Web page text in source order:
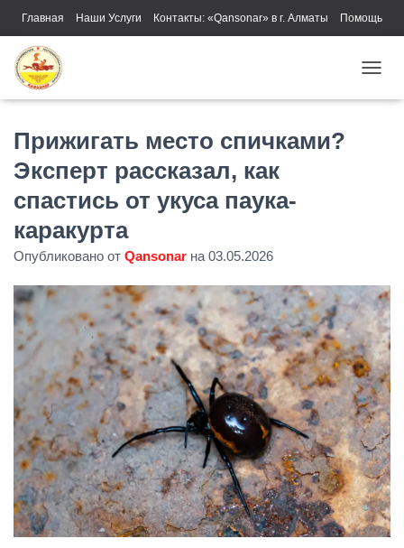
Главная Наши Услуги Контакты: «Qansonar» в г. Алматы Помощь
Прижигать место спичками?
Эксперт рассказал, как
спастись от укуса паука-
каракурта
Опубликовано от Qansonar на 03.05.2026